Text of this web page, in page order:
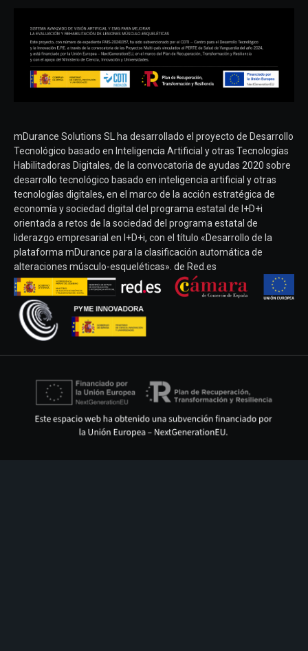
mDurance Solutions SL ha desarrollado el proyecto de Desarrollo
Tecnológico basado en Inteligencia Artificial y otras Tecnologías
Habilitadoras Digitales, de la convocatoria de ayudas 2020 sobre
desarrollo tecnológico basado en inteligencia artificial y otras
tecnologías digitales, en el marco de la acción estratégica de
economía y sociedad digital del programa estatal de I+D+i
orientada a retos de la sociedad del programa estatal de
liderazgo empresarial en I+D+i, con el título «Desarrollo de la
plataforma mDurance para la clasificación automática de
alteraciones músculo-esqueléticas». de Red.es